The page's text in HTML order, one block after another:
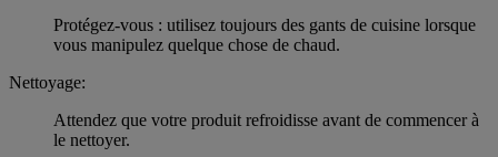
Protégez-vous : utilisez toujours des gants de cuisine lorsque
vous manipulez quelque chose de chaud.
Nettoyage:
Attendez que votre produit refroidisse avant de commencer à
le nettoyer.